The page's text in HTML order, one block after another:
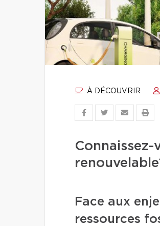
À DÉCOUVRIR
Connaissez-
Face aux
ressources